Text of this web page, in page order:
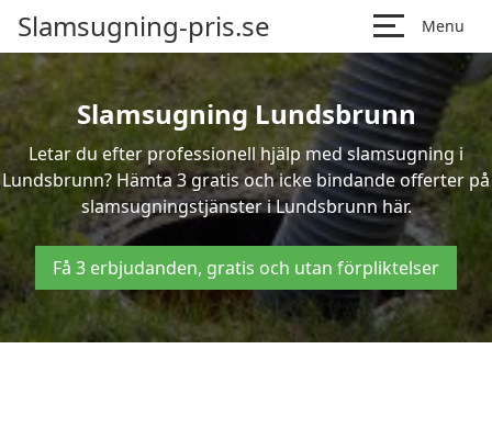
Slamsugning-pris.se Menu
Slamsugning Lundsbrunn
Letar du efter professionell hjälp med slamsugning i
Lundsbrunn? Hämta 3 gratis och icke bindande offerter på
slamsugningstjänster i Lundsbrunn här.
Få 3 erbjudanden, gratis och utan förpliktelser